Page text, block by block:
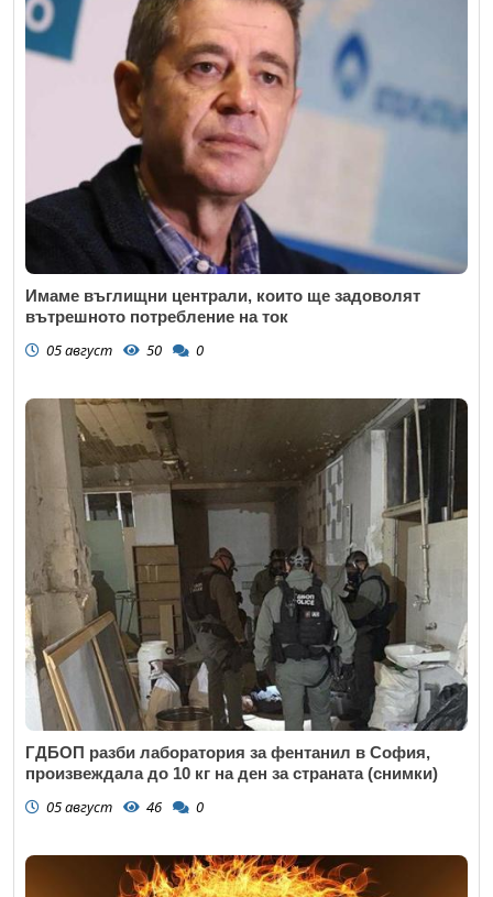
Имаме въглищни централи, които ще задоволят
вътрешното потребление на ток
05 август 50 0
ГДБОП разби лаборатория за фентанил в София,
произвеждала до 10 кг на ден за страната (снимки)
05 август 46 0